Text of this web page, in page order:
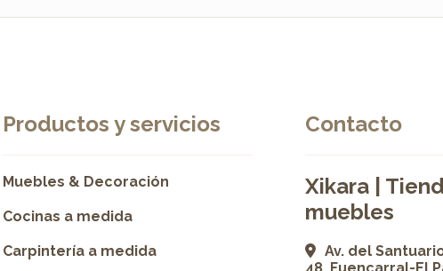
Productos y servicios
Muebles & Decoración
Cocinas a medida
Carpintería a medida
Contacto
Xikara |
muebles
Av. del